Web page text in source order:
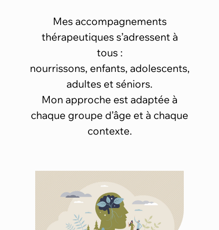
Mes accompagnements
thérapeutiques s’adressent à
tous :
nourrissons, enfants, adolescents,
adultes et séniors.
Mon approche est adaptée à
chaque groupe d’âge et à chaque
contexte.